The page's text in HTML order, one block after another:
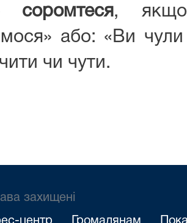
, якщо
або: «Ви
чи чути.
захищені